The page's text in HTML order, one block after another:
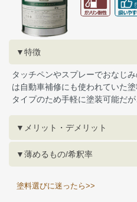
▼特徴
タッチペンやスプレーでおなじ
は自動車補修にも使われていた
タイプのため手軽に塗装可能だが
▼メリット・デメリット
▼薄めるもの/希釈率
塗料選びに迷ったら>>